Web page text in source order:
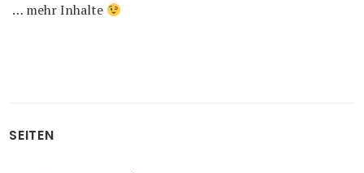
… mehr Inhalte
SEITEN